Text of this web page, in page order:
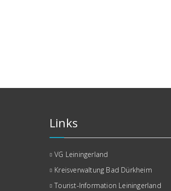
Links
VG Leiningerland
Kreisverwaltung Bad Dürkheim
Tourist-Information Leiningerland